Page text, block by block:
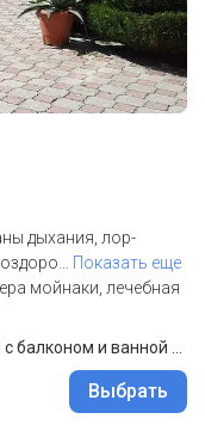
дыхания, лор-
Показать еще
мойнаки, лечебная
Выбрать